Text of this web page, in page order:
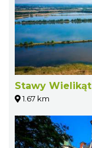
Stawy Wielikąt
1.67 km